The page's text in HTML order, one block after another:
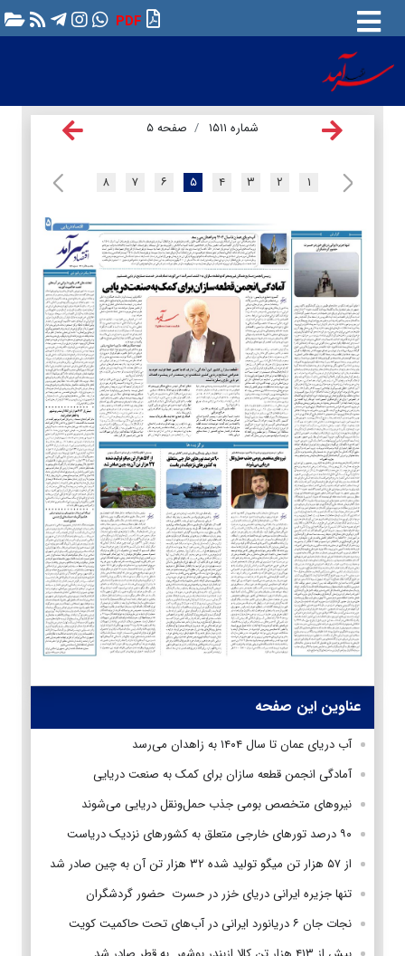
PDF
شماره ۱۵۱۱ صفحه ۵
۱ ۲ ۳ ۴ ۵ ۶ ۷ ۸
عناوین این صفحه
آب دریای عمان تا سال ۱۴۰۴ به زاهدان می‌رسد
آمادگی انجمن قطعه سازان برای کمک به صنعت دریایی
نیروهای متخصص بومی جذب حمل‌ونقل دریایی می‌شوند
۹۰ درصد تورهای خارجی متعلق به کشورهای نزدیک دریاست
از ۵۷ هزار تن میگو تولید شده ۳۲ هزار تن آن به چین صادر شد
تنها جزیره ایرانی دریای خزر در حسرت حضور گردشگران
نجات جان ۶ دریانورد ایرانی در آب‌های تحت حاکمیت کویت